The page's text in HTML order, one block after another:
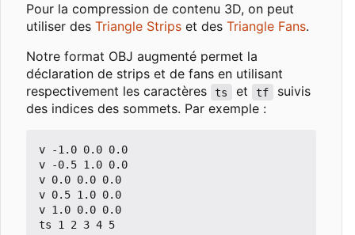
Pour la compression de contenu 3D, on peut
utiliser des Triangle Strips et des Triangle Fans.
Notre format OBJ augmenté permet la
déclaration de strips et de fans en utilisant
respectivement les caractères
ts et tf
suivis
des indices des sommets. Par exemple :
v -1.0 0.0 0.0
v -0.5 1.0 0.0
v 0.0 0.0 0.0
v 0.5 1.0 0.0
v 1.0 0.0 0.0